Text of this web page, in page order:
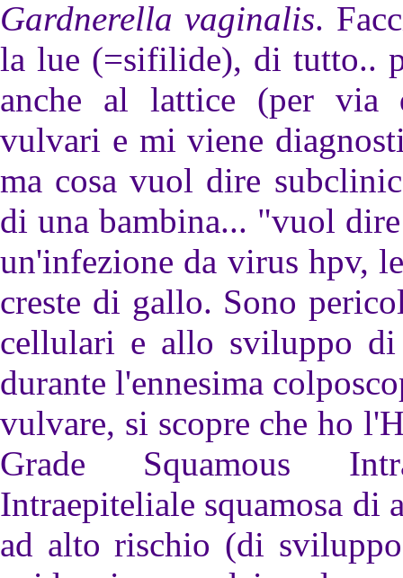
Gardnerella vaginalis.
la lue (=sifilide), di tutto..
anche al lattice (per via
vulvari e mi viene
ma cosa vuol dire
di una bambina... "vuol
un'infezione da virus hpv,
creste di gallo. Sono
cellulari e allo sviluppo
durante l'ennesima
vulvare, si scopre che ho
Grade Squamous
Intraepiteliale squamosa di
ad alto rischio (di